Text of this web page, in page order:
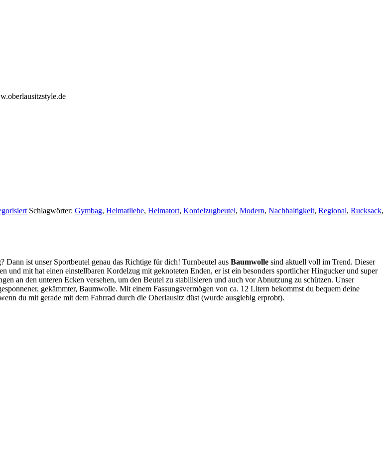
Schlagwörter: Gymbag, Heimatliebe, Heimatort, Kordelzugbeutel, Modern, Nachhaltigkeit, Regional, Rucksack,
Dann ist unser Sportbeutel genau das Richtige für dich! Turnbeutel aus Baumwolle sind aktuell voll im Trend. Dieser
und mit hat einen einstellbaren Kordelzug mit geknoteten Enden, er ist ein besonders sportlicher Hingucker und super
an den unteren Ecken versehen, um den Beutel zu stabilisieren und auch vor Abnutzung zu schützen. Unser
gekämmter, Baumwolle. Mit einem Fassungsvermögen von ca. 12 Litern bekommst du bequem deine
du mit gerade mit dem Fahrrad durch die Oberlausitz düst (wurde ausgiebig erprobt).